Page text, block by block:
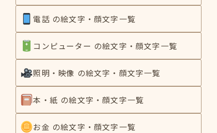
電話 の絵文字・顔文字一覧
コンピューター の絵文字・顔文字一覧
照明・映像 の絵文字・顔文字一覧
本・紙 の絵文字・顔文字一覧
お金 の絵文字・顔文字一覧